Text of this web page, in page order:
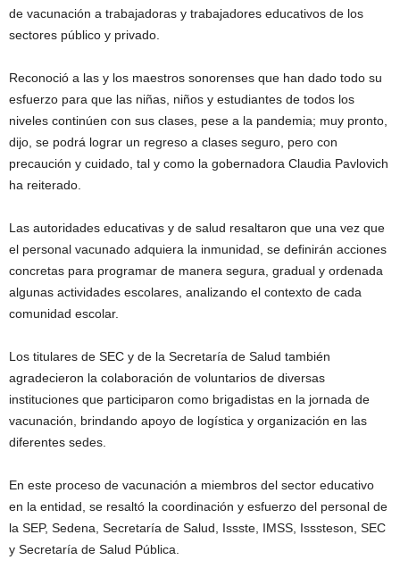
de vacunación a trabajadoras y trabajadores educativos de los
sectores público y privado.
Reconoció a las y los maestros sonorenses que han dado todo su
esfuerzo para que las niñas, niños y estudiantes de todos los
niveles continúen con sus clases, pese a la pandemia; muy pronto,
dijo, se podrá lograr un regreso a clases seguro, pero con
precaución y cuidado, tal y como la gobernadora Claudia Pavlovich
ha reiterado.
Las autoridades educativas y de salud resaltaron que una vez que
el personal vacunado adquiera la inmunidad, se definirán acciones
concretas para programar de manera segura, gradual y ordenada
algunas actividades escolares, analizando el contexto de cada
comunidad escolar.
Los titulares de SEC y de la Secretaría de Salud también
agradecieron la colaboración de voluntarios de diversas
instituciones que participaron como brigadistas en la jornada de
vacunación, brindando apoyo de logística y organización en las
diferentes sedes.
En este proceso de vacunación a miembros del sector educativo
en la entidad, se resaltó la coordinación y esfuerzo del personal de
la SEP, Sedena, Secretaría de Salud, Issste, IMSS, Isssteson, SEC
y Secretaría de Salud Pública.